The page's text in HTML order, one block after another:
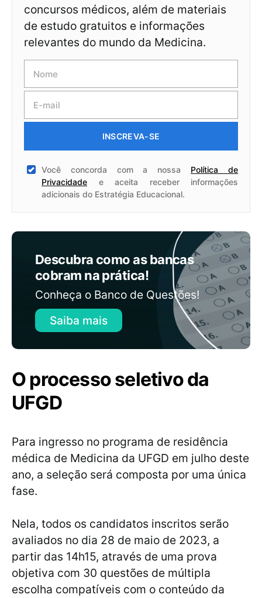
concursos médicos, além de materiais
de estudo gratuitos e informações
relevantes do mundo da Medicina.
INSCREVA-SE
Você concorda com a nossa Política de
Privacidade e aceita receber informações
adicionais do Estratégia Educacional.
Descubra como as bancas
cobram na prática!
Conheça o Banco de Questões!
Saiba mais
O processo seletivo da
UFGD
Para ingresso no programa de residência
médica de Medicina da UFGD em julho deste
ano, a seleção será composta por uma única
fase.
Nela, todos os candidatos inscritos serão
avaliados no dia 28 de maio de 2023, a
partir das 14h15, através de uma prova
objetiva com 30 questões de múltipla
escolha compatíveis com o conteúdo da